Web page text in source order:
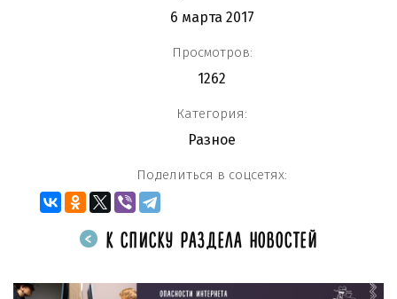
6 марта 2017
Просмотров:
1262
Категория:
Разное
Поделиться в соцсетях:
К СПИСКУ РАЗДЕЛА НОВОСТЕЙ